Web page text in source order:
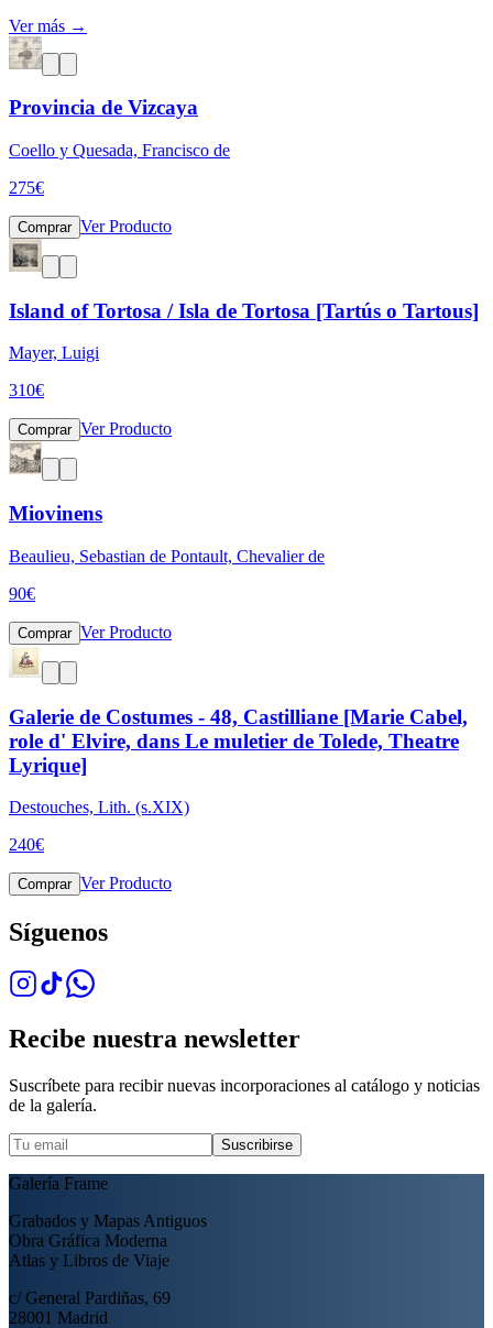
Ver más →
Provincia de Vizcaya
Coello y Quesada, Francisco de
275€
Comprar Ver Producto
Island of Tortosa / Isla de Tortosa [Tartús o Tartous]
Mayer, Luigi
310€
Comprar Ver Producto
Miovinens
Beaulieu, Sebastian de Pontault, Chevalier de
90€
Comprar Ver Producto
Galerie de Costumes - 48, Castilliane [Marie Cabel,
role d' Elvire, dans Le muletier de Tolede, Theatre
Lyrique]
Destouches, Lith. (s.XIX)
240€
Comprar Ver Producto
Síguenos
Recibe nuestra newsletter
Suscríbete para recibir nuevas incorporaciones al catálogo y noticias
de la galería.
Suscribirse
Galería Frame
Grabados y Mapas Antiguos
Obra Gráfica Moderna
Atlas y Libros de Viaje
c/ General Pardiñas, 69
28001 Madrid